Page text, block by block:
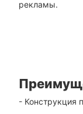
рекламы.
- Конструкция